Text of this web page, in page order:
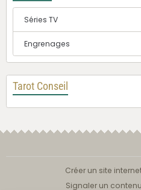
Séries TV
Engrenages
Tarot Conseil
Créer un site
Signaler un